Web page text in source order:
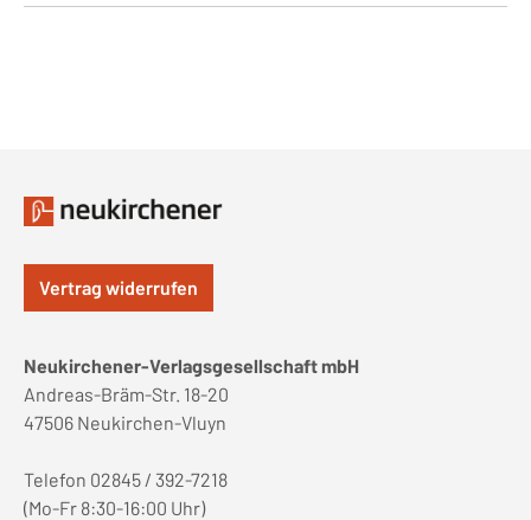
Vertrag widerrufen
Neukirchener-Verlagsgesellschaft mbH
Andreas-Bräm-Str. 18-20
47506 Neukirchen-Vluyn
Telefon 02845 / 392-7218
(Mo-Fr 8:30-16:00 Uhr)